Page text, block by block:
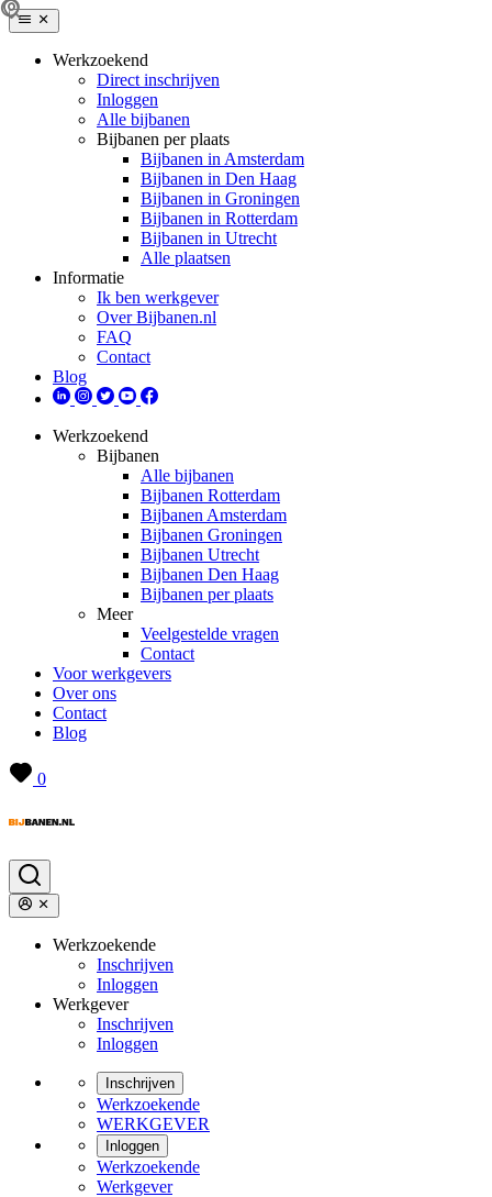
Werkzoekend
Direct inschrijven
Inloggen
Alle bijbanen
Bijbanen per plaats
Bijbanen in Amsterdam
Bijbanen in Den Haag
Bijbanen in Groningen
Bijbanen in Rotterdam
Bijbanen in Utrecht
Alle plaatsen
Informatie
Ik ben werkgever
Over Bijbanen.nl
FAQ
Contact
Blog
Werkzoekend
Bijbanen
Alle bijbanen
Bijbanen Rotterdam
Bijbanen Amsterdam
Bijbanen Groningen
Bijbanen Utrecht
Bijbanen Den Haag
Bijbanen per plaats
Meer
Veelgestelde vragen
Contact
Voor werkgevers
Over ons
Contact
Blog
0
Werkzoekende
Inschrijven
Inloggen
Werkgever
Inschrijven
Inloggen
Inschrijven
Werkzoekende
WERKGEVER
Inloggen
Werkzoekende
Werkgever